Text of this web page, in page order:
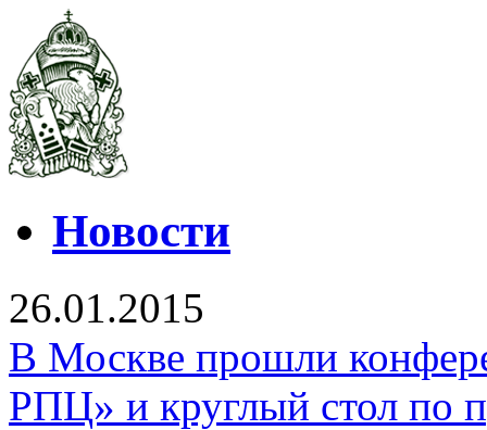
Новости
26.01.2015
В Москве прошли
РПЦ» и круглый стол по